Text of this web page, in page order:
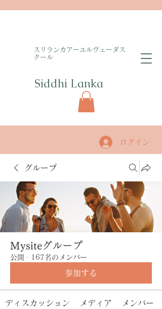
​スリランカアーユルヴェーダス
クール
Siddhi Lanka​
ログイン
グループ
Mysiteグループ
公開 · 167名のメンバー
参加する
ディスカッション メディア メンバー